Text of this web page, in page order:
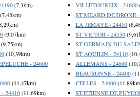
(7,3km)
(7,48km)
(9,07km)
(9,75km)
(10,39km)
- 24600
(11,47km)
- 24410(11,69km)
VILLETOUREIX - 24600
ST MEARD DE DRONE -
LA JEMAYE - 24410
ST VICTOR - 24350
ST GERMAIN DU
ST AQUILIN - 24110
ALLEMANS - 24600
BEAURONNE - 24400
CELLES - 24600
ST ETIENNE DE